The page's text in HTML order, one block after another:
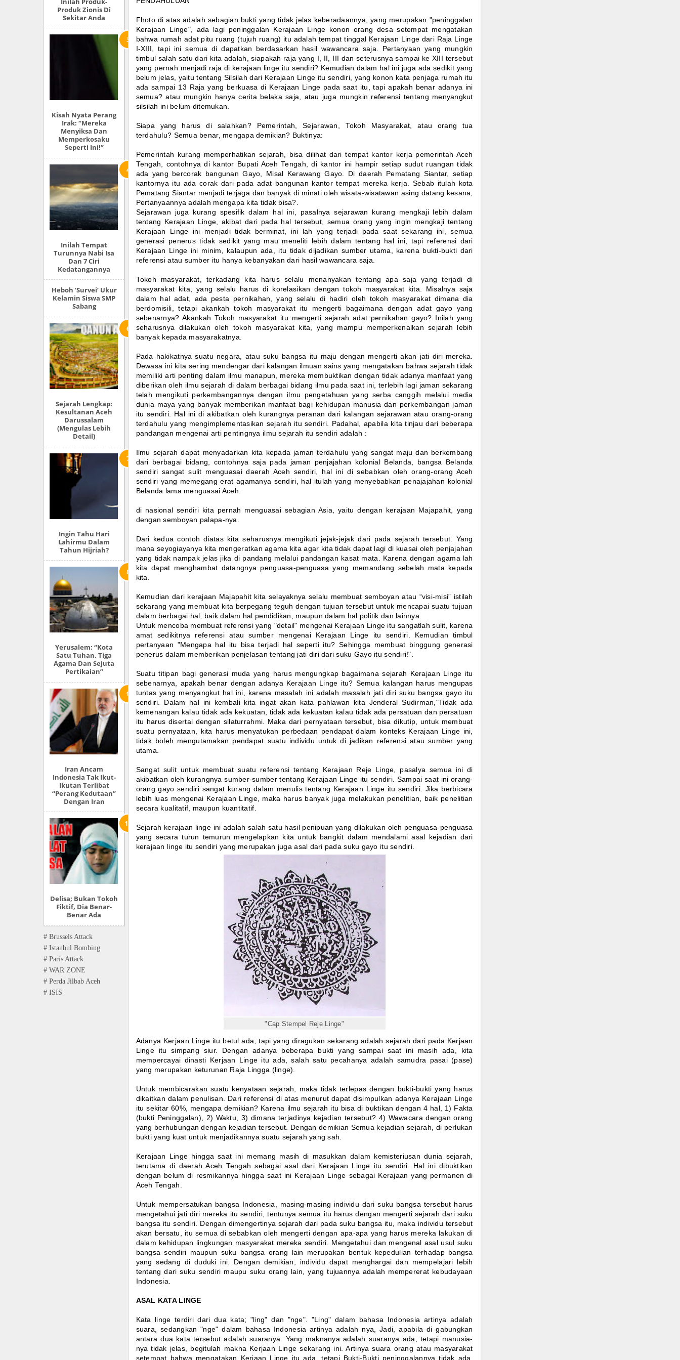
Produk Zionis Di
Sekitar Anda
Kisah Nyata Perang
Irak: “Mereka
Menyiksa Dan
Memperkosaku
Seperti Ini!”
Inilah Tempat
Turunnya Nabi Isa
Dan 7 Ciri
Kedatangannya
Heboh ‘Survei’ Ukur
Kelamin Siswa SMP
Sabang
Sejarah Lengkap:
Kesultanan Aceh
Darussalam
(Mengulas Lebih
Detail)
Ingin Tahu Hari
Lahirmu Dalam
Tahun Hijriah?
Yerusalem: “Kota
Satu Tuhan, Tiga
Agama Dan Sejuta
Pertikaian”
Iran Ancam
Indonesia Tak Ikut-
Ikutan Terlibat
“Perang Kedutaan”
Dengan Iran
Delisa; Bukan Tokoh
Fiktif, Dia Benar-
Benar Ada
# Brussels Attack
# Istanbul Bombing
# Paris Attack
# WAR ZONE
# Perda Jilbab Aceh
# ISIS
Fhoto di atas adalah sebagian bukti yang tidak jelas keberadaannya, yang merupakan "peninggalan
Kerajaan Linge", ada lagi peninggalan Kerajaan Linge konon orang desa setempat mengatakan
bahwa rumah adat pitu ruang (tujuh ruang) itu adalah tempat tinggal Kerajaan Linge dari Raja Linge
I-XIII, tapi ini semua di dapatkan berdasarkan hasil wawancara saja. Pertanyaan yang mungkin
timbul salah satu dari kita adalah, siapakah raja yang I, II, III dan seterusnya sampai ke XIII tersebut
yang pernah menjadi raja di kerajaan linge itu sendiri? Kemudian dalam hal ini juga ada sedikit yang
belum jelas, yaitu tentang Silsilah dari Kerajaan Linge itu sendiri, yang konon kata penjaga rumah itu
ada sampai 13 Raja yang berkuasa di Kerajaan Linge pada saat itu, tapi apakah benar adanya ini
semua? atau mungkin hanya cerita belaka saja, atau juga mungkin referensi tentang menyangkut
silsilah ini belum ditemukan.
Siapa yang harus di salahkan? Pemerintah, Sejarawan, Tokoh Masyarakat, atau orang tua
terdahulu? Semua benar, mengapa demikian? Buktinya:
Pemerintah kurang memperhatikan sejarah, bisa dilihat dari tempat kantor kerja pemerintah Aceh
Tengah, contohnya di kantor Bupati Aceh Tengah, di kantor ini hampir setiap sudut ruangan tidak
ada yang bercorak bangunan Gayo, Misal Kerawang Gayo. Di daerah Pematang Siantar, setiap
kantornya itu ada corak dari pada adat bangunan kantor tempat mereka kerja. Sebab itulah kota
Pematang Siantar menjadi terjaga dan banyak di minati oleh wisata-wisatawan asing datang kesana,
Pertanyaannya adalah mengapa kita tidak bisa?.
Sejarawan juga kurang spesifik dalam hal ini, pasalnya sejarawan kurang mengkaji lebih dalam
tentang Kerajaan Linge, akibat dari pada hal tersebut, semua orang yang ingin mengkaji tentang
Kerajaan Linge ini menjadi tidak berminat, ini lah yang terjadi pada saat sekarang ini, semua
generasi penerus tidak sedikit yang mau meneliti lebih dalam tentang hal ini, tapi referensi dari
Kerajaan Linge ini minim, kalaupun ada, itu tidak dijadikan sumber utama, karena bukti-bukti dari
referensi atau sumber itu hanya kebanyakan dari hasil wawancara saja.
Tokoh masyarakat, terkadang kita harus selalu menanyakan tentang apa saja yang terjadi di
masyarakat kita, yang selalu harus di korelasikan dengan tokoh masyarakat kita. Misalnya saja
dalam hal adat, ada pesta pernikahan, yang selalu di hadiri oleh tokoh masyarakat dimana dia
berdomisili, tetapi akankah tokoh masyarakat itu mengerti bagaimana dengan adat gayo yang
sebenarnya? Akankah Tokoh masyarakat itu mengerti sejarah adat pernikahan gayo? Inilah yang
seharusnya dilakukan oleh tokoh masyarakat kita, yang mampu memperkenalkan sejarah lebih
banyak kepada masyarakatnya.
Pada hakikatnya suatu negara, atau suku bangsa itu maju dengan mengerti akan jati diri mereka.
Dewasa ini kita sering mendengar dari kalangan ilmuan sains yang mengatakan bahwa sejarah tidak
memiliki arti penting dalam ilmu manapun, mereka membuktikan dengan tidak adanya manfaat yang
diberikan oleh ilmu sejarah di dalam berbagai bidang ilmu pada saat ini, terlebih lagi jaman sekarang
telah mengikuti perkembangannya dengan ilmu pengetahuan yang serba canggih melalui media
dunia maya yang banyak memberikan manfaat bagi kehidupan manusia dan perkembangan jaman
itu sendiri. Hal ini di akibatkan oleh kurangnya peranan dari kalangan sejarawan atau orang-orang
terdahulu yang mengimplementasikan sejarah itu sendiri. Padahal, apabila kita tinjau dari beberapa
pandangan mengenai arti pentingnya ilmu sejarah itu sendiri adalah :
Ilmu sejarah dapat menyadarkan kita kepada jaman terdahulu yang sangat maju dan berkembang
dari berbagai bidang, contohnya saja pada jaman penjajahan kolonial Belanda, bangsa Belanda
sendiri sangat sulit menguasai daerah Aceh sendiri, hal ini di sebabkan oleh orang-orang Aceh
sendiri yang memegang erat agamanya sendiri, hal itulah yang menyebabkan penajajahan kolonial
Belanda lama menguasai Aceh.
di nasional sendiri kita pernah menguasai sebagian Asia, yaitu dengan kerajaan Majapahit, yang
dengan semboyan palapa-nya.
Dari kedua contoh diatas kita seharusnya mengikuti jejak-jejak dari pada sejarah tersebut. Yang
mana seyogiayanya kita mengeratkan agama kita agar kita tidak dapat lagi di kuasai oleh penjajahan
yang tidak nampak jelas jika di pandang melalui pandangan kasat mata. Karena dengan agama lah
kita dapat menghambat datangnya penguasa-penguasa yang memandang sebelah mata kepada
kita.
Kemudian dari kerajaan Majapahit kita selayaknya selalu membuat semboyan atau “visi-misi” istilah
sekarang yang membuat kita berpegang teguh dengan tujuan tersebut untuk mencapai suatu tujuan
dalam berbagai hal, baik dalam hal pendidikan, maupun dalam hal politik dan lainnya.
Untuk mencoba membuat referensi yang "detail" mengenai Kerajaan Linge itu sangatlah sulit, karena
amat sedikitnya referensi atau sumber mengenai Kerajaan Linge itu sendiri. Kemudian timbul
pertanyaan "Mengapa hal itu bisa terjadi hal seperti itu? Sehingga membuat binggung generasi
penerus dalam memberikan penjelasan tentang jati diri dari suku Gayo itu sendiri!".
Suatu titipan bagi generasi muda yang harus mengungkap bagaimana sejarah Kerajaan Linge itu
sebenarnya, apakah benar dengan adanya Kerajaan Linge itu? Semua kalangan harus mengupas
tuntas yang menyangkut hal ini, karena masalah ini adalah masalah jati diri suku bangsa gayo itu
sendiri. Dalam hal ini kembali kita ingat akan kata pahlawan kita Jenderal Sudirman,"Tidak ada
kemenangan kalau tidak ada kekuatan, tidak ada kekuatan kalau tidak ada persatuan dan persatuan
itu harus disertai dengan silaturrahmi. Maka dari pernyataan tersebut, bisa dikutip, untuk membuat
suatu pernyataan, kita harus menyatukan perbedaan pendapat dalam konteks Kerajaan Linge ini,
tidak boleh mengutamakan pendapat suatu individu untuk di jadikan referensi atau sumber yang
utama.
Sangat sulit untuk membuat suatu referensi tentang Kerajaan Reje Linge, pasalya semua ini di
akibatkan oleh kurangnya sumber-sumber tentang Kerajaan Linge itu sendiri. Sampai saat ini orang-
orang gayo sendiri sangat kurang dalam menulis tentang Kerajaan Linge itu sendiri. Jika berbicara
lebih luas mengenai Kerajaan Linge, maka harus banyak juga melakukan penelitian, baik penelitian
secara kualitatif, maupun kuantitatif.
Sejarah kerajaan linge ini adalah salah satu hasil penipuan yang dilakukan oleh penguasa-penguasa
yang secara turun temurun mengelapkan kita untuk bangkit dalam mendalami asal kejadian dari
kerajaan linge itu sendiri yang merupakan juga asal dari pada suku gayo itu sendiri.
"Cap Stempel Reje Linge"
Adanya Kerjaan Linge itu betul ada, tapi yang diragukan sekarang adalah sejarah dari pada Kerjaan
Linge itu simpang siur. Dengan adanya beberapa bukti yang sampai saat ini masih ada, kita
mempercayai dinasti Kerjaan Linge itu ada, salah satu pecahanya adalah samudra pasai (pase)
yang merupakan keturunan Raja Lingga (linge).
Untuk membicarakan suatu kenyataan sejarah, maka tidak terlepas dengan bukti-bukti yang harus
dikaitkan dalam penulisan. Dari referensi di atas menurut dapat disimpulkan adanya Kerajaan Linge
itu sekitar 60%, mengapa demikian? Karena ilmu sejarah itu bisa di buktikan dengan 4 hal, 1) Fakta
(bukti Peninggalan), 2) Waktu, 3) dimana terjadinya kejadian tersebut? 4) Wawacara dengan orang
yang berhubungan dengan kejadian tersebut. Dengan demikian Semua kejadian sejarah, di perlukan
bukti yang kuat untuk menjadikannya suatu sejarah yang sah.
Kerajaan Linge hingga saat ini memang masih di masukkan dalam kemisteriusan dunia sejarah,
terutama di daerah Aceh Tengah sebagai asal dari Kerajaan Linge itu sendiri. Hal ini dibuktikan
dengan belum di resmikannya hingga saat ini Kerajaan Linge sebagai Kerajaan yang permanen di
Aceh Tengah.
Untuk mempersatukan bangsa Indonesia, masing-masing individu dari suku bangsa tersebut harus
mengetahui jati diri mereka itu sendiri, tentunya semua itu harus dengan mengerti sejarah dari suku
bangsa itu sendiri. Dengan dimengertinya sejarah dari pada suku bangsa itu, maka individu tersebut
akan bersatu, itu semua di sebabkan oleh mengerti dengan apa-apa yang harus mereka lakukan di
dalam kehidupan lingkungan masyarakat mereka sendiri. Mengetahui dan mengenal asal usul suku
bangsa sendiri maupun suku bangsa orang lain merupakan bentuk kepedulian terhadap bangsa
yang sedang di duduki ini. Dengan demikian, individu dapat menghargai dan mempelajari lebih
tentang dari suku sendiri maupu suku orang lain, yang tujuannya adalah mempererat kebudayaan
Indonesia.
ASAL KATA LINGE
Kata linge terdiri dari dua kata; "ling" dan "nge". "Ling" dalam bahasa Indonesia artinya adalah
suara, sedangkan "nge" dalam bahasa Indonesia artinya adalah nya, Jadi, apabila di gabungkan
antara dua kata tersebut adalah suaranya. Yang maknanya adalah suaranya ada, tetapi manusia-
nya tidak jelas, begitulah makna Kerjaan Linge sekarang ini. Artinya suara orang atau masyarakat
setempat bahwa mengatakan Kerjaan Linge itu ada, tetapi Bukti-Bukti peninggalannya tidak ada.